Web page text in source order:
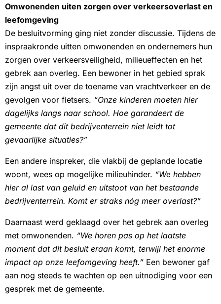
Omwonenden uiten zorgen over verkeersoverlast en
leefomgeving
De besluitvorming ging niet zonder discussie. Tijdens de
inspraakronde uitten omwonenden en ondernemers hun
zorgen over verkeersveiligheid, milieueffecten en het
gebrek aan overleg. Een bewoner in het gebied sprak
zijn angst uit over de toename van vrachtverkeer en de
gevolgen voor fietsers. “Onze kinderen moeten hier
dagelijks langs naar school. Hoe garandeert de
gemeente dat dit bedrijventerrein niet leidt tot
gevaarlijke situaties?”
Een andere inspreker, die vlakbij de geplande locatie
woont, wees op mogelijke milieuhinder. “We hebben
hier al last van geluid en uitstoot van het bestaande
bedrijventerrein. Komt er straks nóg meer overlast?”
Daarnaast werd geklaagd over het gebrek aan overleg
met omwonenden. “We horen pas op het laatste
moment dat dit besluit eraan komt, terwijl het enorme
impact op onze leefomgeving heeft.” Een bewoner gaf
aan nog steeds te wachten op een uitnodiging voor een
gesprek met de gemeente.